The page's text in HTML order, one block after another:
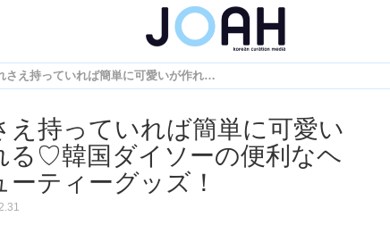
これさえ持っていれば簡単に可愛いが作れる♡韓国ダイソーの便利なヘアビューティーグッズ！
え持っていれば簡単に可愛い
る♡韓国ダイソーの便利なヘ
ーティーグッズ！